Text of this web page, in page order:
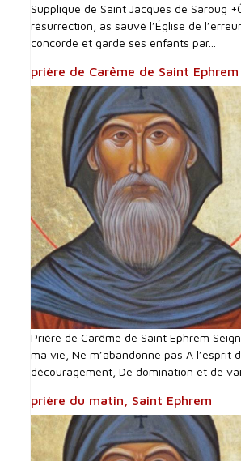
Supplique de Saint Jacques de Saroug
résurrection, as sauvé l’Église de
concorde et garde ses enfants par...
prière de Carême de Saint Ephrem
Prière de Carême de Saint Ephrem
ma vie, Ne m’abandonne pas A l’esprit
découragement, De domination et de
prière du matin, Saint Ephrem